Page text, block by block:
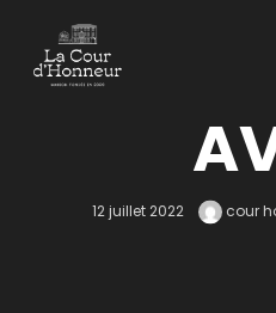
12 juillet 2022 cour